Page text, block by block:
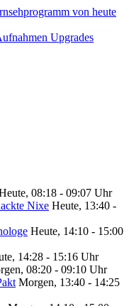
Upgrades
08:18 - 09:07 Uhr
Nixe Heute, 13:40 -
Heute, 14:10 - 15:00
14:28 - 15:16 Uhr
08:20 - 09:10 Uhr
Morgen, 13:40 - 14:25